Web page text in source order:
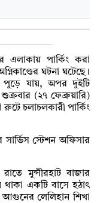
এলাকায় পার্কিং করা
ঘটনা ঘটেছে।
পুড়ে যায়, অপর দুইটি
(২৭ ফেব্রুয়ারি)
রুটে চলাচলকারী পার্কিং
সার্ভিস স্টেশন অফিসার
মুন্সীরহাট বাজার
থাকা একটি বাসে হঠাৎ
আগুনের লেলিহান শিখা